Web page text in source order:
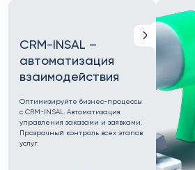
CRM-INSAL –
автоматизация
взаимодействия
Оптимизируйте бизнес-процессы
с CRM-INSAL. Автоматизация
управления заказами и заявками.
Прозрачный контроль всех этапов
услуг.